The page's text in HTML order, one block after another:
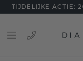
TIJDELIJKE